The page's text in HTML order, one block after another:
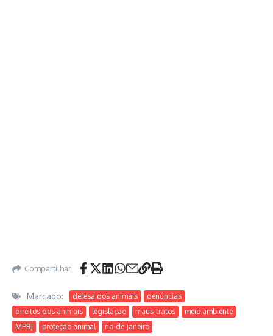
Compartilhar
Marcado: defesa dos animais
denúncias
direitos dos animais
legislação maus-tratos
meio ambiente
MPRJ
proteção animal rio-de-janeiro